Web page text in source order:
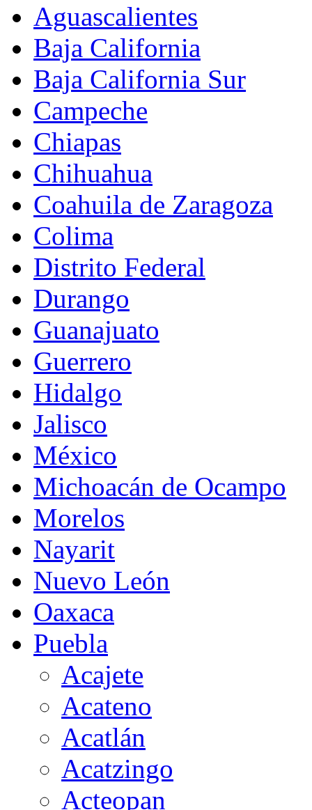
Aguascalientes
Baja California
Baja California Sur
Campeche
Chiapas
Chihuahua
Coahuila de Zaragoza
Colima
Distrito Federal
Durango
Guanajuato
Guerrero
Hidalgo
Jalisco
México
Michoacán de Ocampo
Morelos
Nayarit
Nuevo León
Oaxaca
Puebla
Acajete
Acateno
Acatlán
Acatzingo
Acteopan